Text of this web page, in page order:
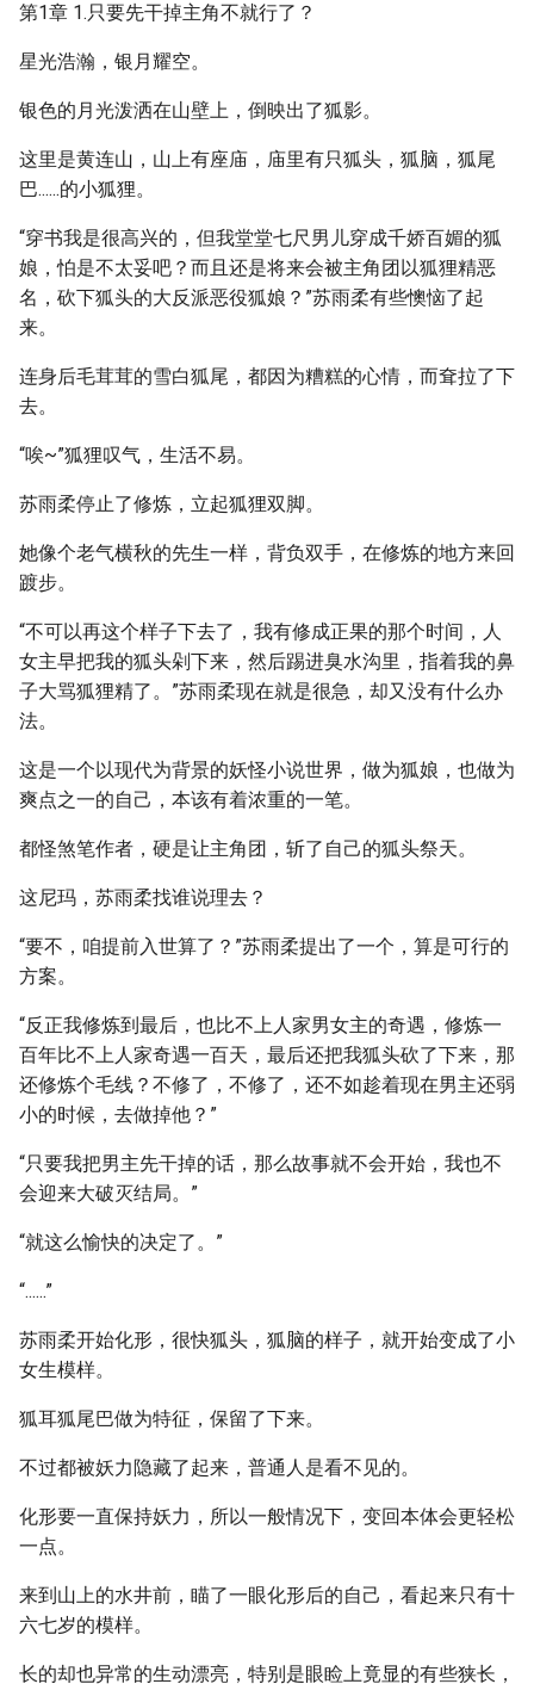
第1章 1.只要先干掉主角不就行了？
星光浩瀚，银月耀空。
银色的月光泼洒在山壁上，倒映出了狐影。
这里是黄连山，山上有座庙，庙里有只狐头，狐脑，狐尾
巴......的小狐狸。
“穿书我是很高兴的，但我堂堂七尺男儿穿成千娇百媚的狐
娘，怕是不太妥吧？而且还是将来会被主角团以狐狸精恶
名，砍下狐头的大反派恶役狐娘？”苏雨柔有些懊恼了起
来。
连身后毛茸茸的雪白狐尾，都因为糟糕的心情，而耷拉了下
去。
“唉~”狐狸叹气，生活不易。
苏雨柔停止了修炼，立起狐狸双脚。
她像个老气横秋的先生一样，背负双手，在修炼的地方来回
踱步。
“不可以再这个样子下去了，我有修成正果的那个时间，人
女主早把我的狐头剁下来，然后踢进臭水沟里，指着我的鼻
子大骂狐狸精了。”苏雨柔现在就是很急，却又没有什么办
法。
这是一个以现代为背景的妖怪小说世界，做为狐娘，也做为
爽点之一的自己，本该有着浓重的一笔。
都怪煞笔作者，硬是让主角团，斩了自己的狐头祭天。
这尼玛，苏雨柔找谁说理去？
“要不，咱提前入世算了？”苏雨柔提出了一个，算是可行的
方案。
“反正我修炼到最后，也比不上人家男女主的奇遇，修炼一
百年比不上人家奇遇一百天，最后还把我狐头砍了下来，那
还修炼个毛线？不修了，不修了，还不如趁着现在男主还弱
小的时候，去做掉他？”
“只要我把男主先干掉的话，那么故事就不会开始，我也不
会迎来大破灭结局。”
“就这么愉快的决定了。”
“......”
苏雨柔开始化形，很快狐头，狐脑的样子，就开始变成了小
女生模样。
狐耳狐尾巴做为特征，保留了下来。
不过都被妖力隐藏了起来，普通人是看不见的。
化形要一直保持妖力，所以一般情况下，变回本体会更轻松
一点。
来到山上的水井前，瞄了一眼化形后的自己，看起来只有十
六七岁的模样。
长的却也异常的生动漂亮，特别是眼睑上竟显的有些狭长，